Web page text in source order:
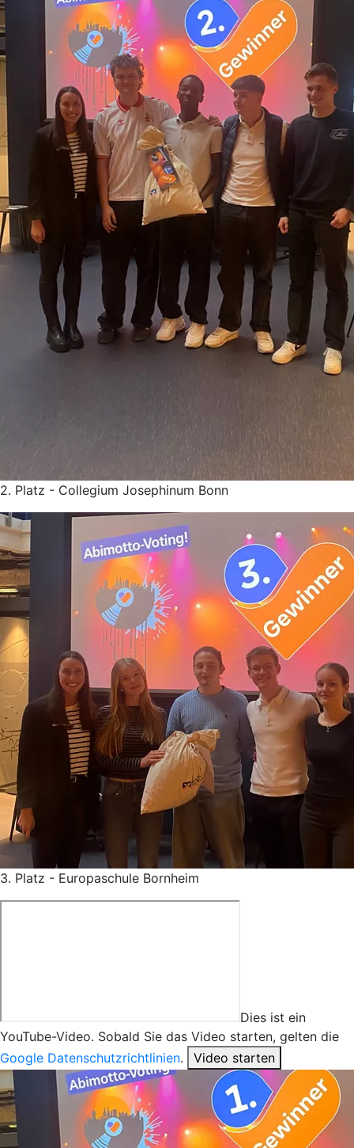
2. Platz - Collegium Josephinum Bonn
3. Platz - Europaschule Bornheim
Dies ist ein
YouTube-Video. Sobald Sie das Video starten, gelten die
Google Datenschutzrichtlinien. Video starten